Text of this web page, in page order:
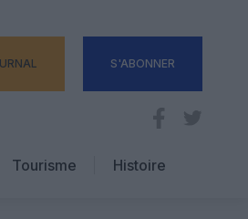
S'ABONNER
Tourisme
Histoire